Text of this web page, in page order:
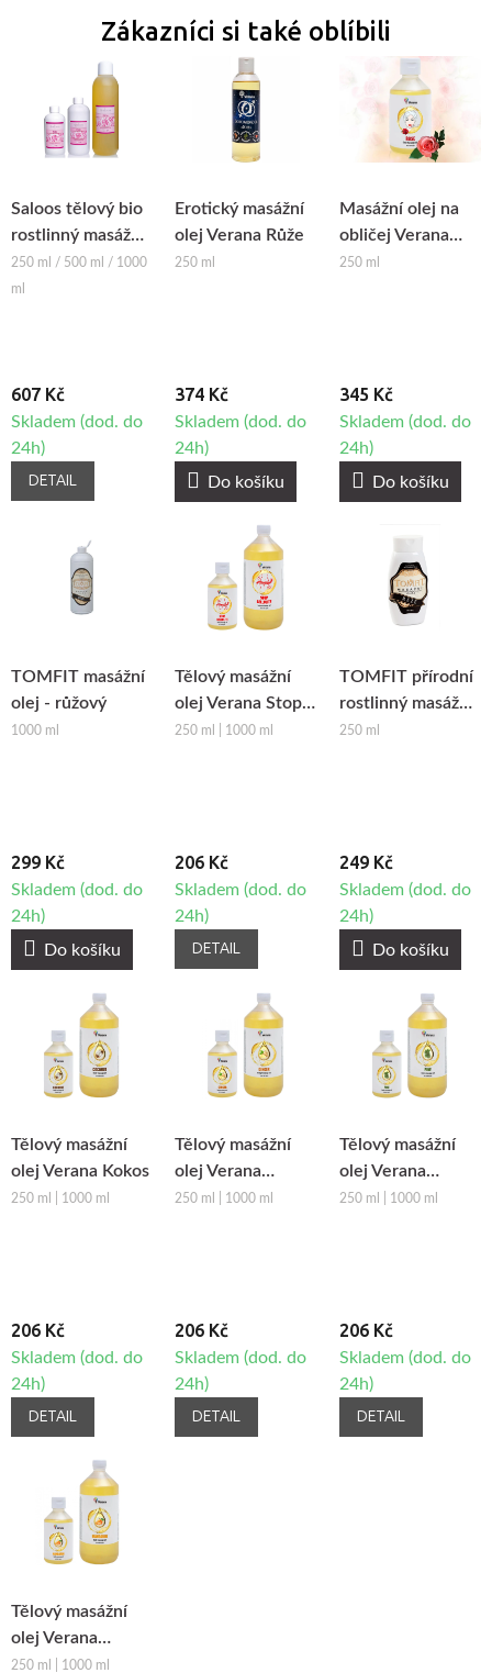
Zákazníci si také oblíbili
Saloos tělový bio
rostlinný masážní
olej RŮŽE
250 ml / 500 ml / 1000
ml
607 Kč
Skladem (dod. do
24h)
DETAIL
Erotický masážní
olej Verana Růže
250 ml
374 Kč
Skladem (dod. do
24h)
Do košíku
Masážní olej na
obličej Verana
Růže
250 ml
345 Kč
Skladem (dod. do
24h)
Do košíku
TOMFIT masážní
olej - růžový
1000 ml
299 Kč
Skladem (dod. do
24h)
Do košíku
Tělový masážní
olej Verana Stop
Celulitidě
250 ml | 1000 ml
206 Kč
Skladem (dod. do
24h)
DETAIL
TOMFIT přírodní
rostlinný masážní
olej - růžový
250 ml
249 Kč
Skladem (dod. do
24h)
Do košíku
Tělový masážní
olej Verana Kokos
250 ml | 1000 ml
206 Kč
Skladem (dod. do
24h)
DETAIL
Tělový masážní
olej Verana
Zázvor
250 ml | 1000 ml
206 Kč
Skladem (dod. do
24h)
DETAIL
Tělový masážní
olej Verana
Borovice
250 ml | 1000 ml
206 Kč
Skladem (dod. do
24h)
DETAIL
Tělový masážní
olej Verana
Mandarinka
250 ml | 1000 ml